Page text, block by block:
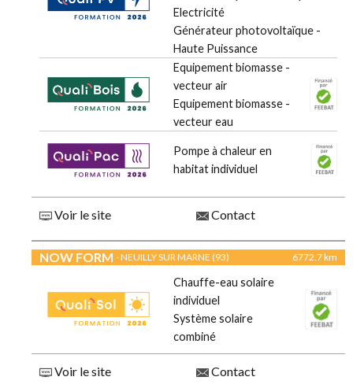
Electricité
Générateur photovoltaïque -
Haute Puissance
Equipement biomasse -
vecteur air
Equipement biomasse -
vecteur eau
Pompe à chaleur en
habitat individuel
Voir le site Contact
NOW FORM - NEUILLY SUR MARNE (93) 6772.7 km
Chauffe-eau solaire
individuel
Système solaire
combiné
Voir le site Contact